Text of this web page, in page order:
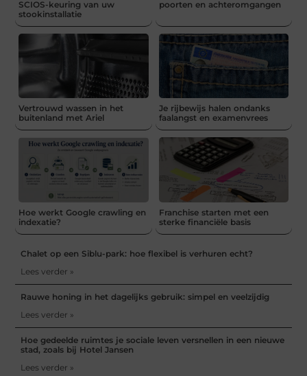
SCIOS-keuring van uw
stookinstallatie
poorten en achteromgangen
Vertrouwd wassen in het
buitenland met Ariel
Je rijbewijs halen ondanks
faalangst en examenvrees
Hoe werkt Google crawling en
indexatie?
Franchise starten met een
sterke financiële basis
Chalet op een Siblu-park: hoe flexibel is verhuren echt?
Lees verder »
Rauwe honing in het dagelijks gebruik: simpel en veelzijdig
Lees verder »
Hoe gedeelde ruimtes je sociale leven versnellen in een nieuwe
stad, zoals bij Hotel Jansen
Lees verder »